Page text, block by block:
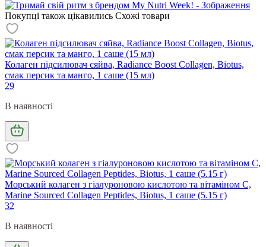
Покупці також цікавились Схожі товари
Колаген підсилювач сяйва, Radiance Boost Collagen, Biotus,
смак персик та манго, 1 саше (15 мл)
29
В наявності
Морський колаген з гіалуроновою кислотою та вітаміном С,
Marine Sourced Collagen Peptidеs, Biotus, 1 саше (5.15 г)
32
В наявності